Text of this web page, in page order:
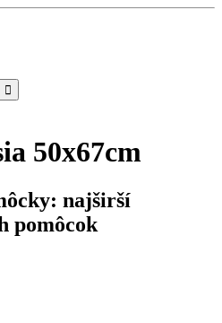
50x67cm
najširší
pomôcok